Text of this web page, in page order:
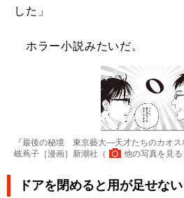
した」
ホラー小説みたいだ。
『最後の秘境 東京藝大―天才たちのカオ
岐蔦子［漫画］新潮社（
他の写真を見る
ドアを閉めると用が足せない